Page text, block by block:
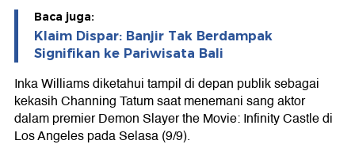
Baca juga:
Klaim Dispar: Banjir Tak Berdampak
Signifikan ke Pariwisata Bali
Inka Williams diketahui tampil di depan publik sebagai
kekasih Channing Tatum saat menemani sang aktor
dalam premier Demon Slayer the Movie: Infinity Castle di
Los Angeles pada Selasa (9/9).